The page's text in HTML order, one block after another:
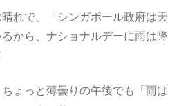
れで、「シンガポール政府は天
から、ナショナルデーに雨は降
ょっと薄曇りの午後でも「雨は